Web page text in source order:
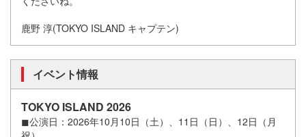
⿅野 淳(TOKYO ISLAND キャプテン)
イベント情報
TOKYO ISLAND 2026
◼公演⽇：2026年10⽉10⽇（⼟）、11⽇（⽇）、12⽇（⽉